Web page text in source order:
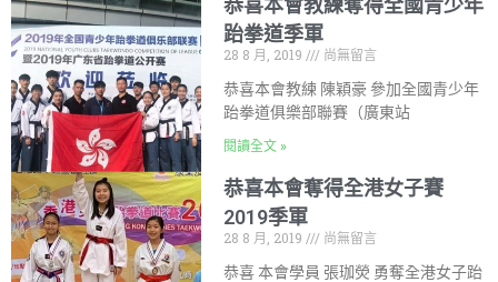
恭喜本會教練奪得全國青少年
跆拳道季軍
28 8 月, 2019
尚無留言
恭喜本會教練 陳穎豪 參加全國青少年
跆拳道俱樂部聯賽（廣東站
閱讀全文 »
恭喜本會奪得全港女子賽
2019季軍
28 8 月, 2019
尚無留言
恭喜 本會學員 張珈熒 勇奪全港女子跆